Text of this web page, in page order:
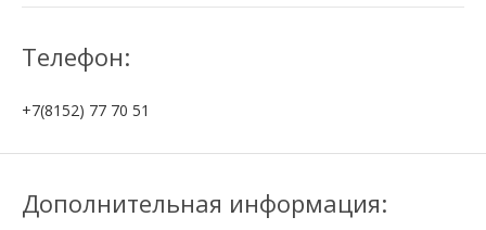
Телефон:
+7(8152) 77 70 51
Дополнительная информация: